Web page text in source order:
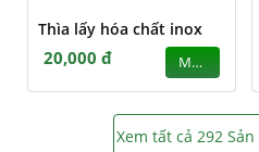
Thìa lấy hóa chất inox
20,000 đ MUA
Xem tất cả 292